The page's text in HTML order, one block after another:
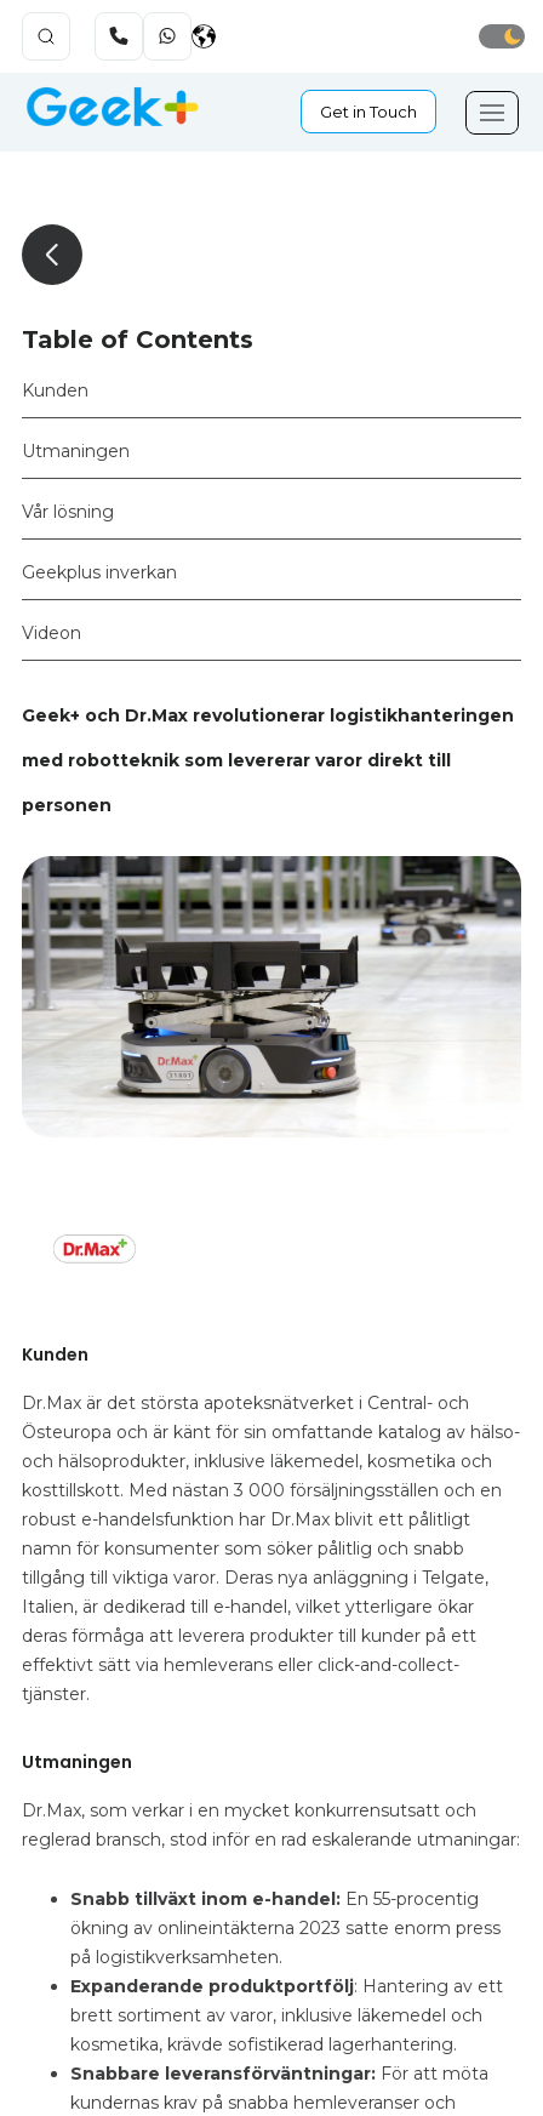
Get in Touch
Table of Contents
Kunden
Utmaningen
Vår lösning
Geekplus inverkan
Videon
Geek+ och Dr.Max revolutionerar logistikhanteringen
med robotteknik som levererar varor direkt till
personen
Kunden
Dr.Max är det största apoteksnätverket i Central- och
Östeuropa och är känt för sin omfattande katalog av hälso-
och hälsoprodukter, inklusive läkemedel, kosmetika och
kosttillskott. Med nästan 3 000 försäljningsställen och en
robust e-handelsfunktion har Dr.Max blivit ett pålitligt
namn för konsumenter som söker pålitlig och snabb
tillgång till viktiga varor. Deras nya anläggning i Telgate,
Italien, är dedikerad till e-handel, vilket ytterligare ökar
deras förmåga att leverera produkter till kunder på ett
effektivt sätt via hemleverans eller click-and-collect-
tjänster.
Utmaningen
Dr.Max, som verkar i en mycket konkurrensutsatt och
reglerad bransch, stod inför en rad eskalerande utmaningar:
Snabb tillväxt inom e-handel: En 55-procentig
ökning av onlineintäkterna 2023 satte enorm press
på logistikverksamheten.
Expanderande produktportfölj: Hantering av ett
brett sortiment av varor, inklusive läkemedel och
kosmetika, krävde sofistikerad lagerhantering.
Snabbare leveransförväntningar: För att möta
kundernas krav på snabba hemleveranser och